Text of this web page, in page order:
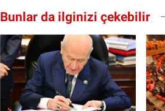
Bunlar da ilginizi çekebilir